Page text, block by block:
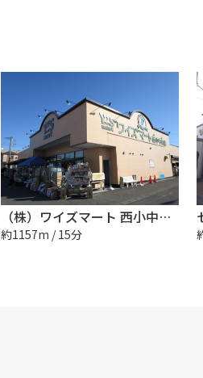
（株）ワイズマート 西小中台店
約1157m / 15分